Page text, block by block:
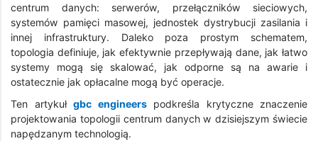
centrum danych: serwerów, przełączników sieciowych,
systemów pamięci masowej, jednostek dystrybucji zasilania i
innej infrastruktury. Daleko poza prostym schematem,
topologia definiuje, jak efektywnie przepływają dane, jak łatwo
systemy mogą się skalować, jak odporne są na awarie i
ostatecznie jak opłacalne mogą być operacje.
Ten artykuł gbc engineerspodkreśla krytyczne znaczenie
projektowania topologii centrum danych w dzisiejszym świecie
napędzanym technologią.